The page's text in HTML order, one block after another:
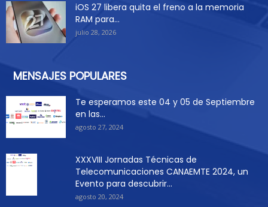
iOS 27 libera quita el freno a la memoria
RAM para...
julio 28, 2026
MENSAJES POPULARES
Te esperamos este 04 y 05 de Septiembre
en las...
agosto 27, 2024
XXXVIII Jornadas Técnicas de
Telecomunicaciones CANAEMTE 2024, un
Evento para descubrir...
agosto 20, 2024